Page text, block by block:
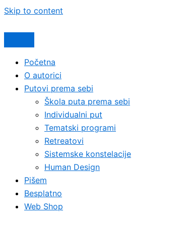
Skip to content
Početna
O autorici
Putovi prema sebi
Škola puta prema sebi
Individualni put
Tematski programi
Retreatovi
Sistemske konstelacije
Human Design
Pišem
Besplatno
Web Shop